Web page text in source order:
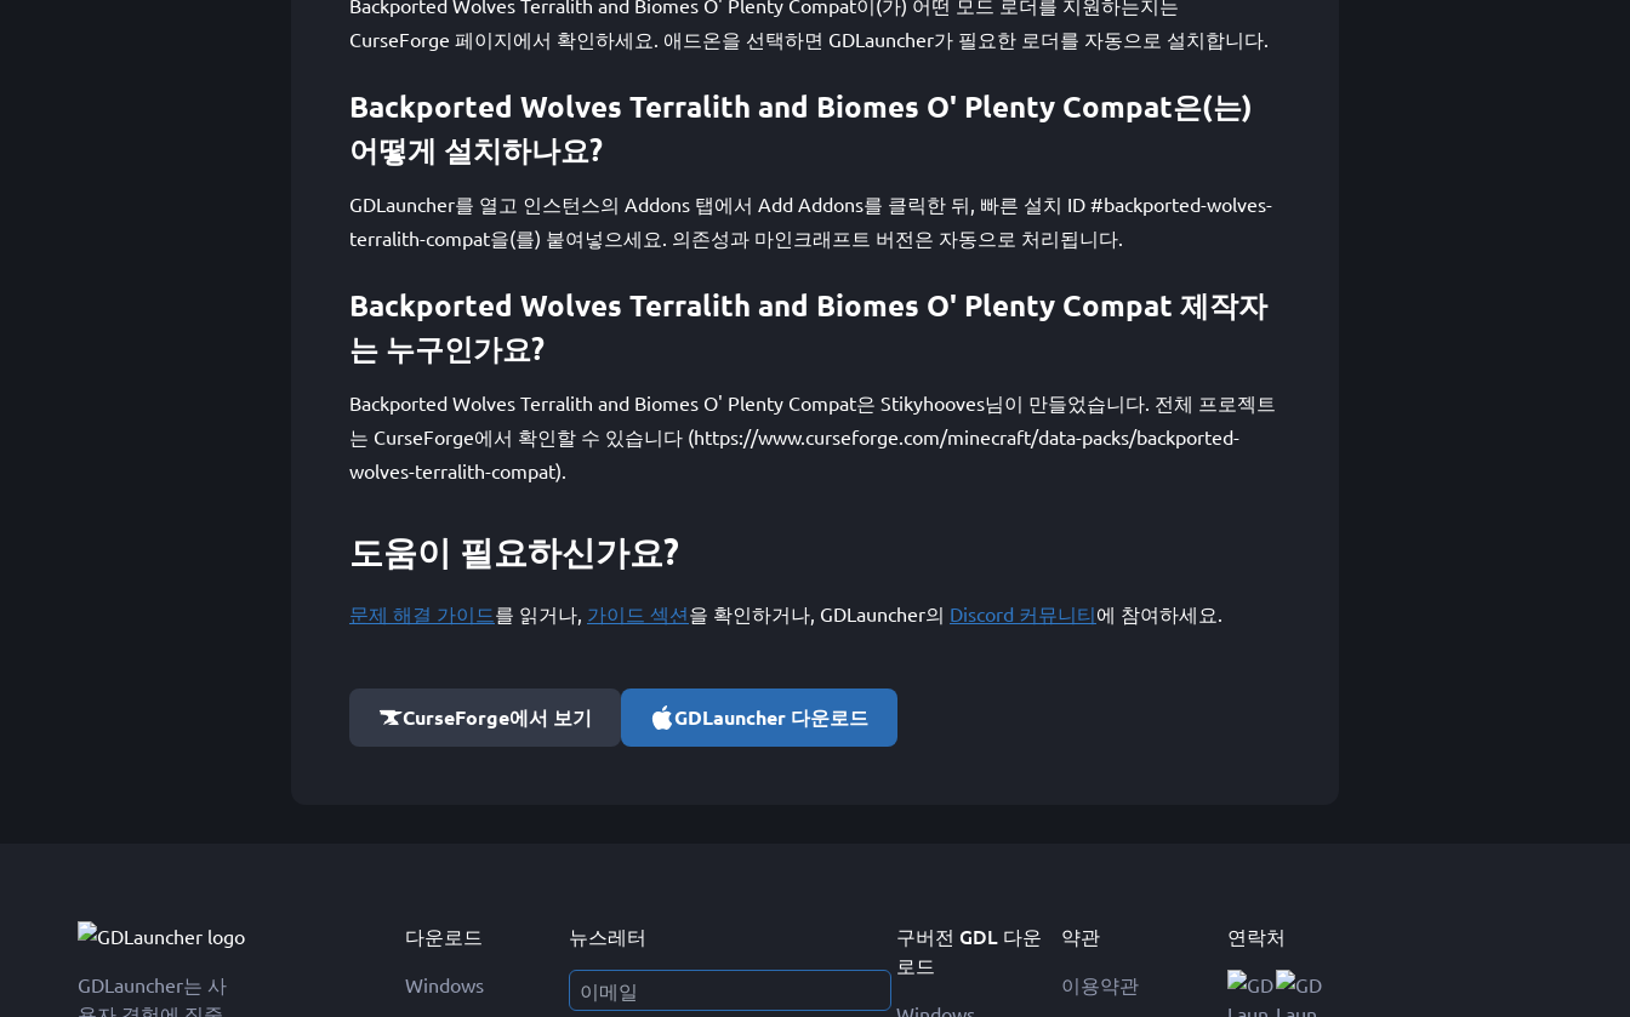
Backported Wolves Terralith and Biomes O' Plenty Compat이(가) 어떤 모드 로더를 지원하는지는
CurseForge 페이지에서 확인하세요. 애드온을 선택하면 GDLauncher가 필요한 로더를 자동으로 설치합니다.
Backported Wolves Terralith and Biomes O' Plenty Compat은(는)
어떻게 설치하나요?
GDLauncher를 열고 인스턴스의 Addons 탭에서 Add Addons를 클릭한 뒤, 빠른 설치 ID #backported-wolves-
terralith-compat을(를) 붙여넣으세요. 의존성과 마인크래프트 버전은 자동으로 처리됩니다.
Backported Wolves Terralith and Biomes O' Plenty Compat 제작자
는 누구인가요?
Backported Wolves Terralith and Biomes O' Plenty Compat은 Stikyhooves님이 만들었습니다. 전체 프로젝트
는 CurseForge에서 확인할 수 있습니다 (https://www.curseforge.com/minecraft/data-packs/backported-
wolves-terralith-compat).
도움이 필요하신가요?
문제 해결 가이드를 읽거나, 가이드 섹션을 확인하거나, GDLauncher의 Discord 커뮤니티에 참여하세요.
CurseForge에서 보기 GDLauncher 다운로드
GDLauncher는 사
다운로드
Windows
뉴스레터
구버전 GDL 다운
로드
약관
이용약관
연락처